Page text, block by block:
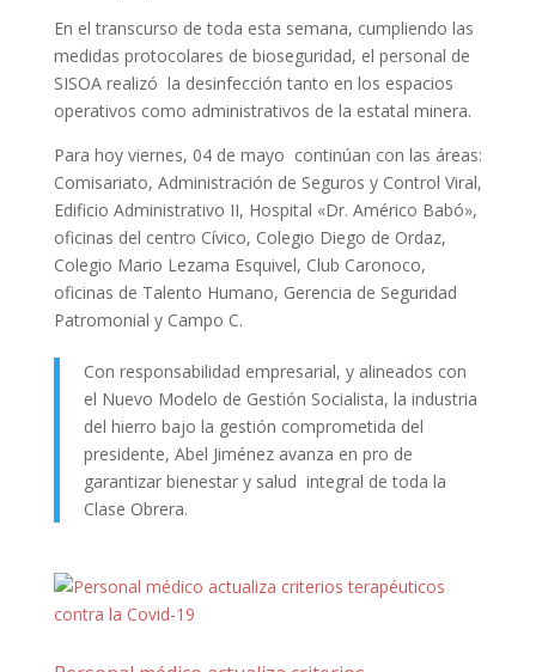
En el transcurso de toda esta semana, cumpliendo las
medidas protocolares de bioseguridad, el personal de
SISOA realizó la desinfección tanto en los espacios
operativos como administrativos de la estatal minera.
Para hoy viernes, 04 de mayo continúan con las áreas:
Comisariato, Administración de Seguros y Control Viral,
Edificio Administrativo II, Hospital «Dr. Américo Babó»,
oficinas del centro Cívico, Colegio Diego de Ordaz,
Colegio Mario Lezama Esquivel, Club Caronoco,
oficinas de Talento Humano, Gerencia de Seguridad
Patromonial y Campo C.
Con responsabilidad empresarial, y alineados con
el Nuevo Modelo de Gestión Socialista, la industria
del hierro bajo la gestión comprometida del
presidente, Abel Jiménez avanza en pro de
garantizar bienestar y salud integral de toda la
Clase Obrera.